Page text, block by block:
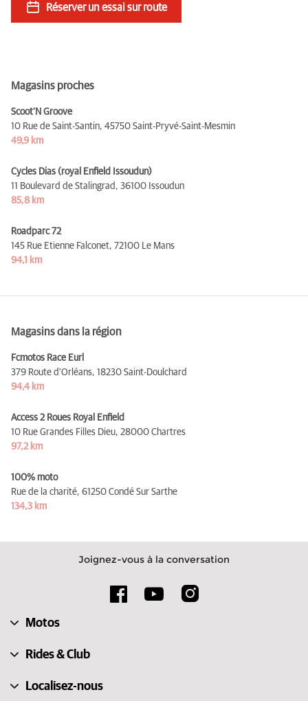
Réserver un essai sur route
Magasins proches
Scoot'N Groove
10 Rue de Saint-Santin, 45750 Saint-Pryvé-Saint-Mesmin
49,9 km
Cycles Dias (royal Enfield Issoudun)
11 Boulevard de Stalingrad, 36100 Issoudun
85,8 km
Roadparc 72
145 Rue Etienne Falconet, 72100 Le Mans
94,1 km
Magasins dans la région
Fcmotos Race Eurl
379 Route d'Orléans, 18230 Saint-Doulchard
94,4 km
Access 2 Roues Royal Enfield
10 Rue Grandes Filles Dieu, 28000 Chartres
97,2 km
100% moto
Rue de la charité, 61250 Condé Sur Sarthe
134,3 km
Joignez-vous à la conversation
Motos
Rides & Club
Localisez-nous